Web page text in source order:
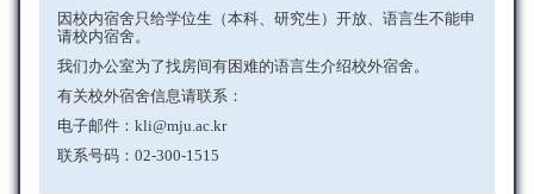
因校内宿舍只给学位生（本科、研究生）开放、语言生不能申
请校内宿舍。
我们办公室为了找房间有困难的语言生介绍校外宿舍。
有关校外宿舍信息请联系：
电子邮件：kli@mju.ac.kr
联系号码：02-300-1515